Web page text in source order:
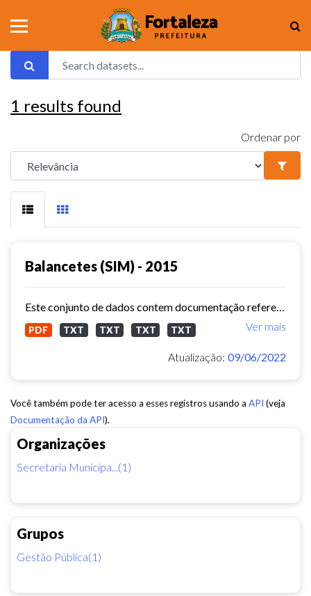
Organizações
Secretaria Municipa...(1)
Grupos
Gestão Pública(1)
1 results found
Ordenar por
Balancetes (SIM) - 2015
Ver mais
PDF TXT TXT TXT TXT
Atualização: 09/06/2022
Você também pode ter acesso a esses registros usando a API (veja
Documentação da API).